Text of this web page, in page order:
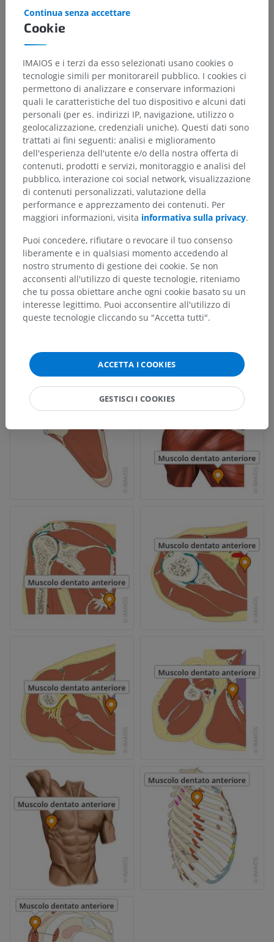
Cookie
Continua senza accettare
IMAIOS e i terzi da esso selezionati usano cookies o
tecnologie simili per monitorareil pubblico. I cookies ci
permettono di analizzare e conservare informazioni
quali le caratteristiche del tuo dispositivo e alcuni dati
personali (per es. indirizzi IP, navigazione, utilizzo o
geolocalizzazione, credenziali uniche). Questi dati sono
trattati ai fini seguenti: analisi e miglioramento
dell'esperienza dell'utente e/o della nostra offerta di
contenuti, prodotti e servizi, monitoraggio e analisi del
pubblico, interazione coi social network, visualizzazione
di contenuti personalizzati, valutazione della
performance e apprezzamento dei contenuti. Per
maggiori informazioni, visita informativa sulla privacy.
Puoi concedere, rifiutare o revocare il tuo consenso
liberamente e in qualsiasi momento accedendo al
nostro strumento di gestione dei cookie. Se non
acconsenti all'utilizzo di queste tecnologie, riteniamo
che tu possa obiettare anche ogni cookie basato su un
interesse legittimo. Puoi acconsentire all'utilizzo di
queste tecnologie cliccando su "Accetta tutti".
ACCETTA I COOKIES
GESTISCI I COOKIES